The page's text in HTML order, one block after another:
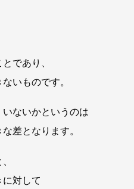
であり、
いものです。
ないかというのは
差となります。
対して